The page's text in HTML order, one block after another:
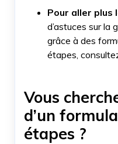
Pour aller plus
d’astuces sur la
grâce à des
étapes,
Vous
d’un
étapes ?